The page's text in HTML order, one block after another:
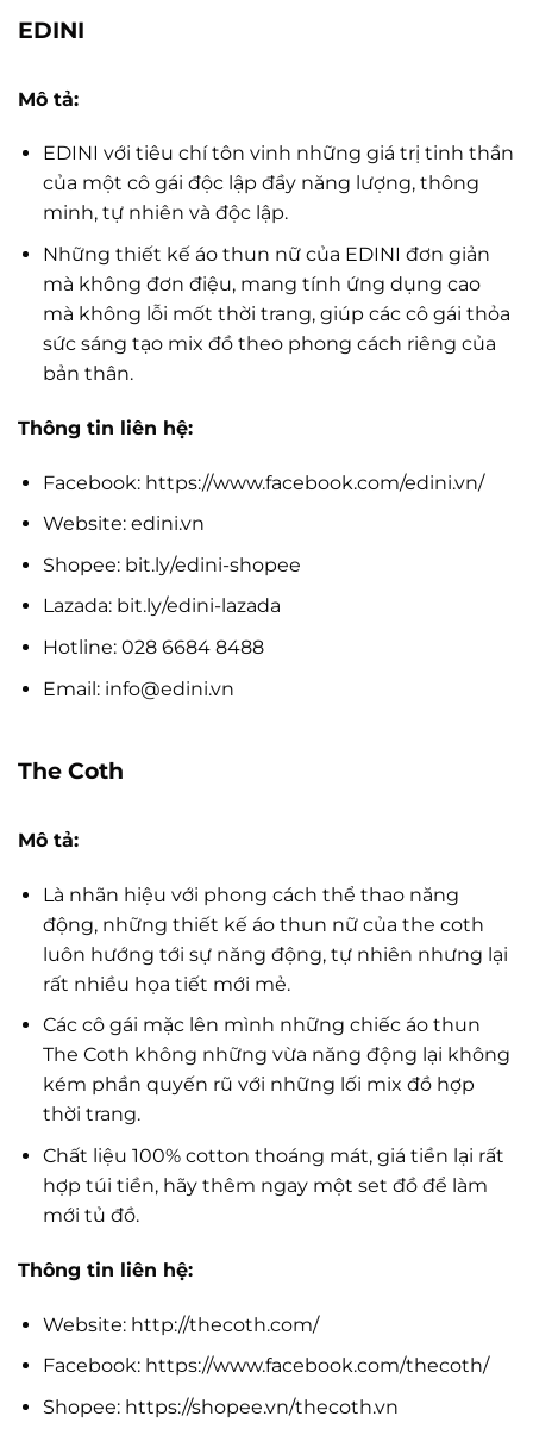
EDINI
Mô tả:
EDINI với tiêu chí tôn vinh những giá trị tinh thần
của một cô gái độc lập đầy năng lượng, thông
minh, tự nhiên và độc lập.
Những thiết kế áo thun nữ của EDINI đơn giản
mà không đơn điệu, mang tính ứng dụng cao
mà không lỗi mốt thời trang, giúp các cô gái thỏa
sức sáng tạo mix đồ theo phong cách riêng của
bản thân.
Thông tin liên hệ:
Facebook: https://www.facebook.com/edini.vn/
Website: edini.vn
Shopee: bit.ly/edini-shopee
Lazada: bit.ly/edini-lazada
Hotline: 028 6684 8488
Email: info@edini.vn
The Coth
Mô tả:
Là nhãn hiệu với phong cách thể thao năng
động, những thiết kế áo thun nữ của the coth
luôn hướng tới sự năng động, tự nhiên nhưng lại
rất nhiều họa tiết mới mẻ.
Các cô gái mặc lên mình những chiếc áo thun
The Coth không những vừa năng động lại không
kém phần quyến rũ với những lối mix đồ hợp
thời trang.
Chất liệu 100% cotton thoáng mát, giá tiền lại rất
hợp túi tiền, hãy thêm ngay một set đồ để làm
mới tủ đồ.
Thông tin liên hệ:
Website: http://thecoth.com/
Facebook: https://www.facebook.com/thecoth/
Shopee: https://shopee.vn/thecoth.vn